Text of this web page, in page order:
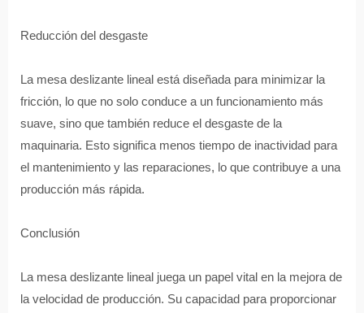
Reducción del desgaste
La mesa deslizante lineal está diseñada para minimizar la
fricción, lo que no solo conduce a un funcionamiento más
suave, sino que también reduce el desgaste de la
maquinaria. Esto significa menos tiempo de inactividad para
el mantenimiento y las reparaciones, lo que contribuye a una
producción más rápida.
Conclusión
La mesa deslizante lineal juega un papel vital en la mejora de
la velocidad de producción. Su capacidad para proporcionar